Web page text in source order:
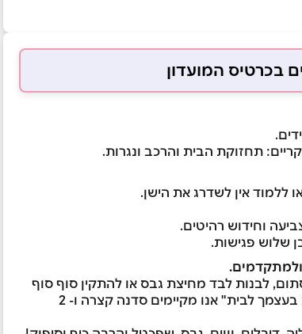
תחזוקת הבית והרכב ונגרות.
ללמוד אין לשדרג את הישן.
שלוש פגישות.
לבנות לבד מחיצת גבס או להתקין סוף סוף
את הערסל שקניתם - הגעתם למקום הנכון בתחום ה"עשה זאת בעצמך לבית" אנו מקיימים סדנה קצרה ו- 2